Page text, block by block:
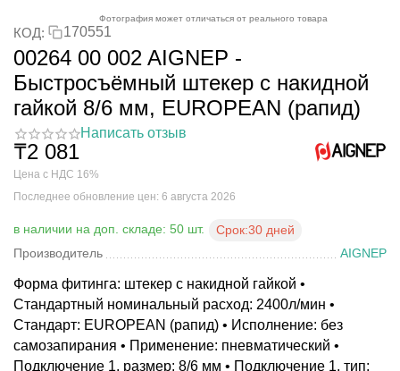
Фотография может отличаться от реального товара
КОД: 170551
00264 00 002 AIGNEP -
Быстросъёмный штекер с накидной
гайкой 8/6 мм, EUROPEAN (рапид)
Написать отзыв
₸2 081
Цена с НДС 16%
Последнее обновление цен: 6 августа 2026
в наличии на доп. складе: 50 шт. Срок:30 дней
Производитель
AIGNEP
Форма фитинга: штекер с накидной гайкой •
Стандартный номинальный расход: 2400л/мин •
Стандарт: EUROPEAN (рапид) • Исполнение: без
самозапирания • Применение: пневматический •
Подключение 1, размер: 8/6 мм • Подключение 1, тип: